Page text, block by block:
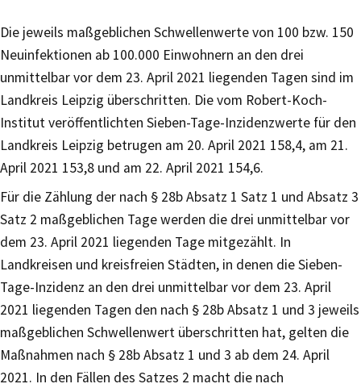
Die jeweils maßgeblichen Schwellenwerte von 100 bzw. 150
Neuinfektionen ab 100.000 Einwohnern an den drei
unmittelbar vor dem 23. April 2021 liegenden Tagen sind im
Landkreis Leipzig überschritten. Die vom Robert-Koch-
Institut veröffentlichten Sieben-Tage-Inzidenzwerte für den
Landkreis Leipzig betrugen am 20. April 2021 158,4, am 21.
April 2021 153,8 und am 22. April 2021 154,6.
Für die Zählung der nach § 28b Absatz 1 Satz 1 und Absatz 3
Satz 2 maßgeblichen Tage werden die drei unmittelbar vor
dem 23. April 2021 liegenden Tage mitgezählt. In
Landkreisen und kreisfreien Städten, in denen die Sieben-
Tage-Inzidenz an den drei unmittelbar vor dem 23. April
2021 liegenden Tagen den nach § 28b Absatz 1 und 3 jeweils
maßgeblichen Schwellenwert überschritten hat, gelten die
Maßnahmen nach § 28b Absatz 1 und 3 ab dem 24. April
2021. In den Fällen des Satzes 2 macht die nach